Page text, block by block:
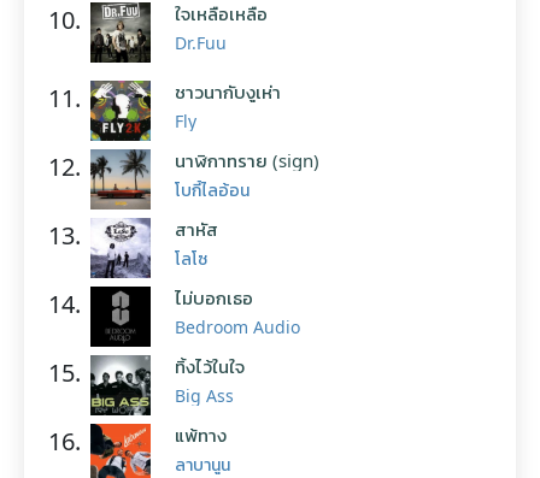
10. ใจเหลือเหลือ
Dr.Fuu
11. ชาวนากับงูเห่า
Fly
12. นาฬิกาทราย (sign)
โบกี้ไลอ้อน
13. สาหัส
โลโซ
14. ไม่บอกเธอ
Bedroom Audio
15. ทิ้งไว้ในใจ
Big Ass
16. แพ้ทาง
ลาบานูน